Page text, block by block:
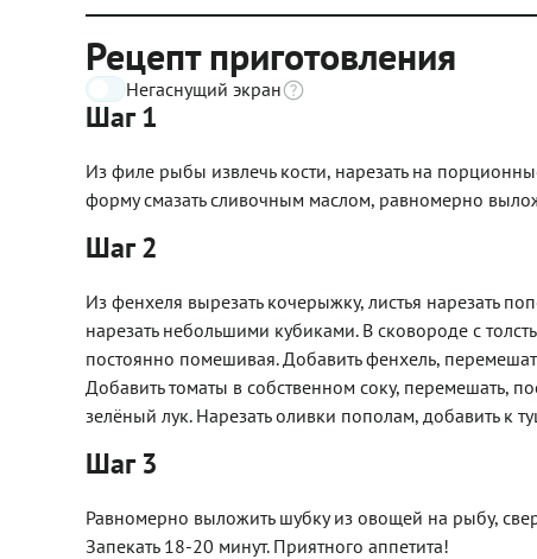
Рецепт приготовления
Негаснущий экран
Шаг 1
Из филе рыбы извлечь кости, нарезать на
форму смазать сливочным маслом, равномерно
Шаг 2
Из фенхеля вырезать кочерыжку, листья нарезать
нарезать небольшими кубиками. В сковороде с
постоянно помешивая. Добавить фенхель,
Добавить томаты в собственном соку, перемешать,
зелёный лук. Нарезать оливки пополам, добавить
Шаг 3
Равномерно выложить шубку из овощей на рыбу,
Запекать 18-20 минут. Приятного аппетита!